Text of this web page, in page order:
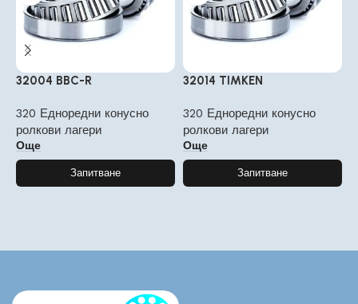
32004 BBC-R
320 Едноредни конусно
ролкови лагери
Още
Запитване
32014 TIMKEN
320 Едноредни конусно
ролкови лагери
Още
Запитване